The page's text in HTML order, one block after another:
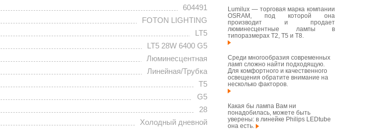
604491
FOTON LIGHTING
LT5
LT5 28W 6400 G5
Люминесцентная
Линейная/Трубка
T5
G5
28
Холодный дневной
Lumilux — торговая марка компании
OSRAM, под которой она
производит и продает
люминесцентные лампы в
типоразмерах T2, T5 и T8.
Среди многообразия современных
ламп сложно найти подходящую.
Для комфортного и качественного
освещения обратите внимание на
несколько факторов.
Какая бы лампа Вам ни
понадобилась, можете быть
уверены: в линейке Philips LEDtube
она есть.